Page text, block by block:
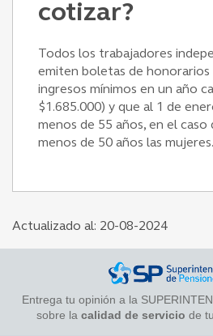
cotizar?
Todos los trabajadores
emiten boletas de honorarios
ingresos mínimos en un año
$1.685.000) y que al 1 de
menos de 55 años, en el caso
menos de 50 años las mujeres.
Actualizado al: 20-08-2024
Entrega tu opinión a la
sobre la calidad de servicio de